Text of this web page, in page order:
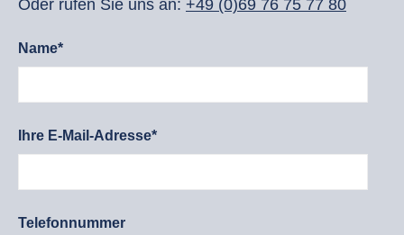
Oder rufen Sie uns an: +49 (0)69 76 75 77 80
Name*
Ihre E-Mail-Adresse*
Telefonnummer